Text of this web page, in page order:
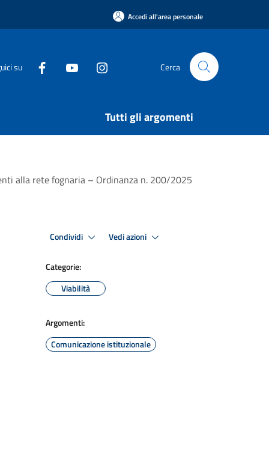
Accedi all'area personale
su Cerca
Tutti gli argomenti
alla rete fognaria – Ordinanza n. 200/2025
Condividi Vedi azioni
Categorie:
Viabilità
Argomenti:
Comunicazione istituzionale